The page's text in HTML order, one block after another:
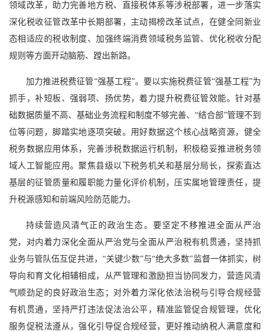
领域改革，助力完善地方税、直接税体系等涉税部署，进一步落实
深化税收征管改革中长期部署，主动揭榜改革试点，在健全同新业
态相适应的税收制度、加强终端消费领域税务监管、优化税收分配
规则等方面开动脑筋、蹚出新路。
加力推进税费征管“强基工程”。要以实施税费征管“强基工程”为
抓手，补短板、强弱项、扬优势，着力提升税费征管效能。针对基
础数据质量不高、基础业务流程和制度不够完善、“结合部”管理不到
位等问题，脚踏实地逐项突破。用好数据这个核心战略资源，健全
税务数据应用体系，完善涉税数据运行机制，积极稳妥推进税务领
域人工智能应用。聚焦县级以下税务机关和基层分局长，探索直达
基层的征管质量和履职能力量化评价机制，压实属地管理责任，提
升税源感知和前端风险防范能力。
持续营造风清气正的政治生态。要坚定不移推进全面从严治
党，对内着力深化全面从严治党与全面从严治税有机贯通，坚持抓
业务与管队伍互促共进，“关键少数”与“绝大多数”监督一体抓实，树
导向和育文化相辅相成，从严管理和激励担当协同发力，营造风清
气顺劲足的良好政治生态；对外着力深化依法治税与引导合规经营
有机贯通，坚持严打违法促法治公平，精准监管促合规管理，优化
服务促税法遵从，强化引导促合规经营，更好推动纳税人满意度和